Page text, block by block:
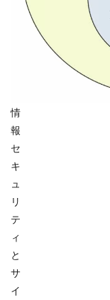
情
報
セ
キ
ュ
リ
テ
ィ
と
サ
イ